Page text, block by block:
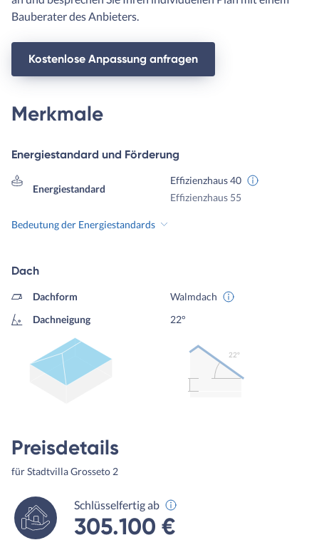
Bauberater des Anbieters.
Kostenlose Anpassung anfragen
Merkmale
Energiestandard und Förderung
Energiestandard
Effizienzhaus 40
Effizienzhaus 55
Bedeutung der Energiestandards
Dach
Dachform
Walmdach
Dachneigung
22°
22º
Preisdetails
für Stadtvilla Grosseto 2
Schlüsselfertig ab
305.100 €